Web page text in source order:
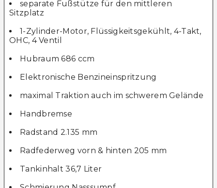
separate Fußstütze für den mittleren
Sitzplatz
1-Zylinder-Motor, Flüssigkeitsgekühlt, 4-Takt,
OHC, 4 Ventil
Hubraum 686 ccm
Elektronische Benzineinspritzung
maximal Traktion auch im schwerem Gelände
Handbremse
Radstand 2.135 mm
Radfederweg vorn & hinten 205 mm
Tankinhalt 36,7 Liter